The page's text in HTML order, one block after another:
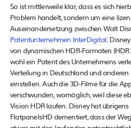
So ist mittlerweile klar, dass es sich
Problem handelt, sondern um eine
Auseinandersetzung zwischen Walt
Patentunternehmen InterDigital .
von dynamischen HDR-Formaten
wohl ein Patent des Unternehmens
Verteilung in Deutschland und
einstellen. Auch die 3D-Filme für die
verschwunden, womöglich, weil diese
Vision HDR laufen. Disney hat
FlatpanelsHD dementiert, dass der